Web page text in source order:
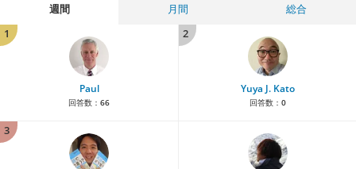
週間 月間
総合
1
Paul
回答数： 66
2
Yuya J. Kato
回答数： 0
3